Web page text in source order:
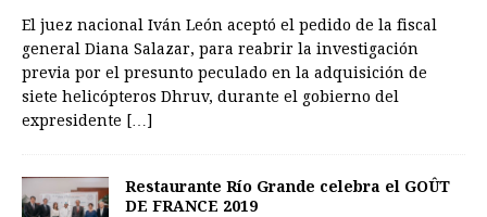
El juez nacional Iván León aceptó el pedido de la fiscal
general Diana Salazar, para reabrir la investigación
previa por el presunto peculado en la adquisición de
siete helicópteros Dhruv, durante el gobierno del
expresidente […]
Restaurante Río Grande celebra el GOÛT
DE FRANCE 2019